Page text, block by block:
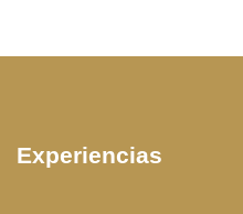
Experiencias